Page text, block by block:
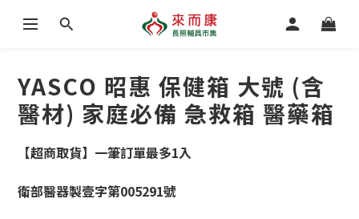
YASCO 昭惠 保健箱 大號 (含
醫材) 家庭必備 急救箱 醫藥箱
【超商取貨】一筆訂單最多1入
衛部醫器製壹字第005291號